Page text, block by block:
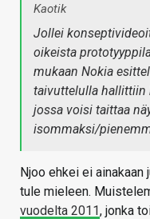
Kaotik
Jollei
oikeista
mukaan Nokia
taivuttelulla hallittiin
jossa voisi taittaa
isommaksi/
Njoo ehkei ei
tule mieleen.
vuodelta 2011, jonka